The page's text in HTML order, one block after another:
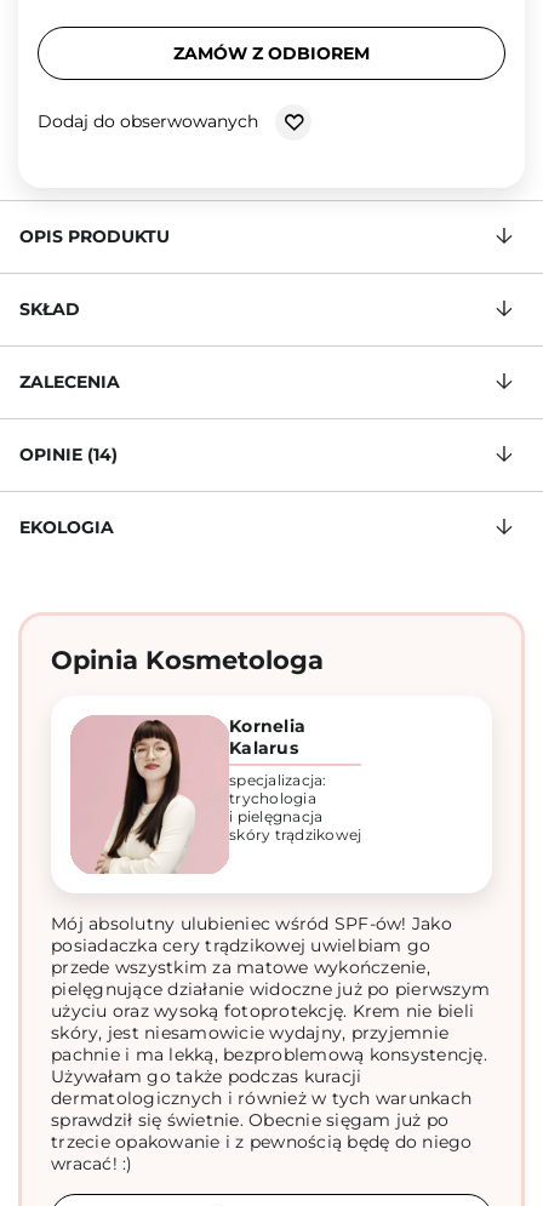
ZAMÓW Z ODBIOREM
Dodaj do obserwowanych
OPIS PRODUKTU
SKŁAD
ZALECENIA
OPINIE (14)
EKOLOGIA
Opinia Kosmetologa
Kornelia
Kalarus
specjalizacja:
trychologia
i pielęgnacja
skóry trądzikowej
Mój absolutny ulubieniec wśród SPF-ów! Jako
posiadaczka cery trądzikowej uwielbiam go
przede wszystkim za matowe wykończenie,
pielęgnujące działanie widoczne już po pierwszym
użyciu oraz wysoką fotoprotekcję. Krem nie bieli
skóry, jest niesamowicie wydajny, przyjemnie
pachnie i ma lekką, bezproblemową konsystencję.
Używałam go także podczas kuracji
dermatologicznych i również w tych warunkach
sprawdził się świetnie. Obecnie sięgam już po
trzecie opakowanie i z pewnością będę do niego
wracać! :)